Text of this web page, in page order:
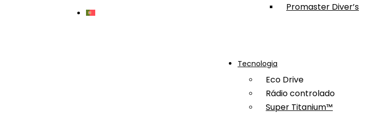
Promaster Diver’s
Tecnologia
Eco Drive
Rádio controlado
Super Titanium™